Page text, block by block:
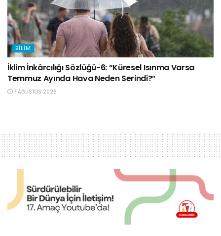
BILIM
İklim İnkârcılığı Sözlüğü-6: “Küresel Isınma Varsa
Temmuz Ayında Hava Neden Serindi?”
7 AĞUSTOS 2026